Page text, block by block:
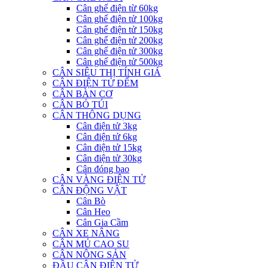
Cân ghế điện từ 60kg
Cân ghế điện tử 100kg
Cân ghế điện tử 150kg
Cân ghế điện tử 200kg
Cân ghế điện tử 300kg
Cân ghế điện tử 500kg
CÂN SIÊU THỊ TÍNH GIÁ
CÂN ĐIỆN TỬ ĐẾM
CÂN BÀN CƠ
CÂN BỎ TÚI
CÂN THÔNG DỤNG
Cân điện tử 3kg
Cân điện tử 6kg
Cân điện tử 15kg
Cân điện tử 30kg
Cân đóng bao
CÂN VÀNG ĐIỆN TỬ
CÂN ĐỘNG VẬT
Cân Bò
Cân Heo
Cân Gia Cầm
CÂN XE NÂNG
CÂN MỦ CAO SU
CÂN NÔNG SẢN
ĐẦU CÂN ĐIỆN TỬ